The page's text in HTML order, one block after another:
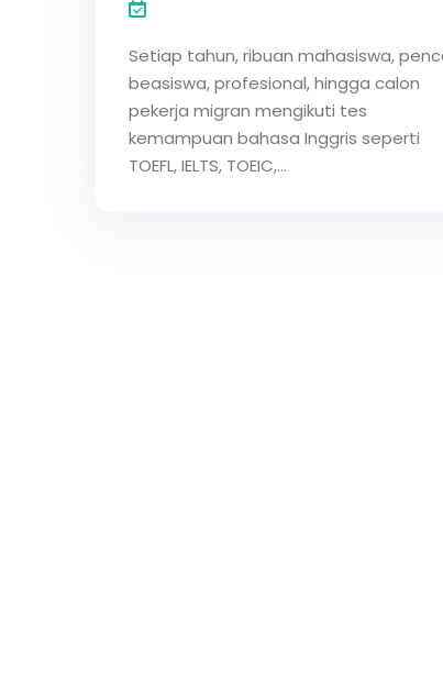
Setiap tahun, ribuan mahasiswa,
beasiswa, profesional, hingga calon
pekerja migran mengikuti tes
kemampuan bahasa Inggris seperti
TOEFL, IELTS, TOEIC,…